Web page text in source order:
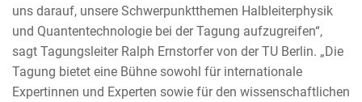
uns darauf, unsere Schwerpunktthemen Halbleiterphysik
und Quantentechnologie bei der Tagung aufzugreifen“,
sagt Tagungsleiter Ralph Ernstorfer von der TU Berlin. „Die
Tagung bietet eine Bühne sowohl für internationale
Expertinnen und Experten sowie für den wissenschaftlichen